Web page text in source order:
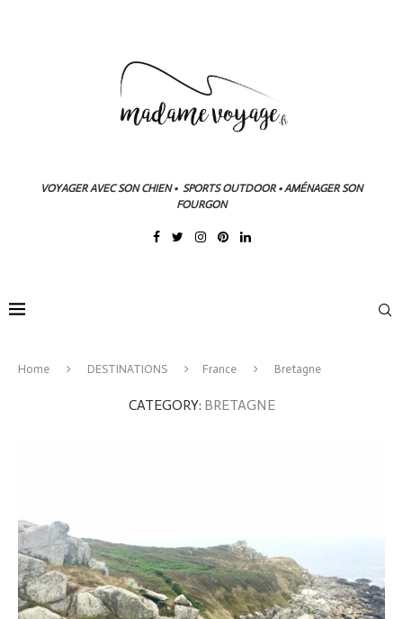
VOYAGER AVEC SON CHIEN • SPORTS OUTDOOR • AMÉNAGER SON
FOURGON
Home DESTINATIONS France Bretagne
CATEGORY: BRETAGNE